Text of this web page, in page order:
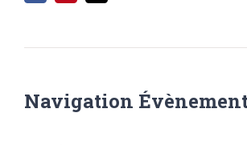
Navigation